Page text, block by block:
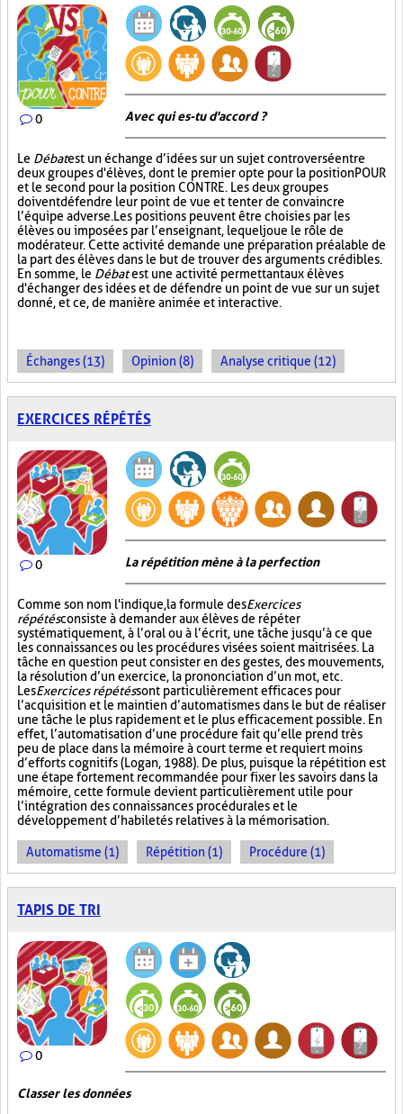
0 Avec qui es-tu d'accord ?
Le Débatest un échange d’idées sur un sujet controversé entre
deux groupes d'élèves, dont le premier opte pour la position POUR
et le second pour la position CONTRE. Les deux groupes
doivent défendre leur point de vue et tenter de convaincre
l’équipe adverse. Les positions peuvent être choisies par les
élèves ou imposées par l’enseignant, lequel joue le rôle de
modérateur. Cette activité demande une préparation préalable de
la part des élèves dans le but de trouver des arguments crédibles.
En somme, le Débatest une activité permettant aux élèves
d'échanger des idées et de défendre un point de vue sur un sujet
donné, et ce, de manière animée et interactive.
Échanges (13) Opinion (8) Analyse critique (12)
EXERCICES RÉPÉTÉS
0 La répétition mène à la perfection
Comme son nom l'indique, la formule desExercices
répétésconsiste à demander aux élèves de répéter
systématiquement, à l’oral ou à l’écrit, une tâche jusqu’à ce que
les connaissances ou les procédures visées soient maitrisées. La
tâche en question peut consister en des gestes, des mouvements,
la résolution d’un exercice, la prononciation d’un mot, etc.
LesExercices répétéssont particulièrement efficaces pour
l’acquisition et le maintien d’automatismes dans le but de réaliser
une tâche le plus rapidement et le plus efficacement possible. En
effet, l’automatisation d’une procédure fait qu’elle prend très
peu de place dans la mémoire à court terme et requiert moins
d’efforts cognitifs (Logan, 1988). De plus, puisque la répétition est
une étape fortement recommandée pour fixer les savoirs dans la
mémoire, cette formule devient particulièrement utile pour
l’intégration des connaissances procédurales et le
développement d’habiletés relatives à la mémorisation.
Automatisme (1) Répétition (1) Procédure (1)
TAPIS DE TRI
0
Classer les données